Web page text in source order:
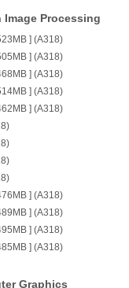
Image Processing
] (A318)
] (A318)
] (A318)
] (A318)
] (A318)
] (A318)
] (A318)
] (A318)
] (A318)
Graphics